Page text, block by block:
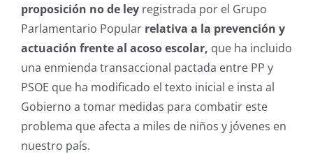
proposición no de leyregistrada por el Grupo
Parlamentario Popular relativa a la prevención y
actuación frente al acoso escolar, que ha incluido
una enmienda transaccional pactada entre PP y
PSOE que ha modificado el texto inicial e insta al
Gobierno a tomar medidas para combatir este
problema que afecta a miles de niños y jóvenes en
nuestro país.